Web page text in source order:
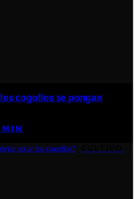
cogollos se pongan
MIN